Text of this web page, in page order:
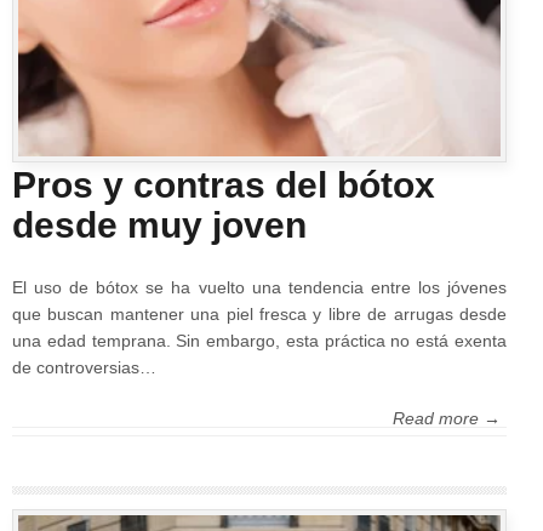
Pros y contras del bótox
desde muy joven
El uso de bótox se ha vuelto una tendencia entre los jóvenes
que buscan mantener una piel fresca y libre de arrugas desde
una edad temprana. Sin embargo, esta práctica no está exenta
de controversias…
Read more →